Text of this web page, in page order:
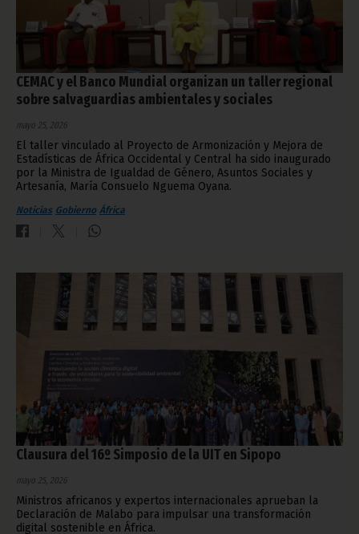
CEMAC y el Banco Mundial organizan un taller regional
sobre salvaguardias ambientales y sociales
mayo 25, 2026
El taller vinculado al Proyecto de Armonización y Mejora de
Estadísticas de África Occidental y Central ha sido inaugurado
por la Ministra de Igualdad de Género, Asuntos Sociales y
Artesanía, María Consuelo Nguema Oyana.
Noticias Gobierno África
Clausura del 16º Simposio de la UIT en Sipopo
mayo 25, 2026
Ministros africanos y expertos internacionales aprueban la
Declaración de Malabo para impulsar una transformación
digital sostenible en África.